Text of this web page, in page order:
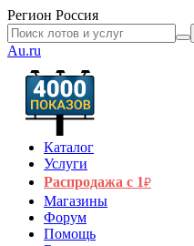
Регион Россия
Au.ru
Каталог
Услуги
Распродажа с 1₽
Магазины
Форум
Помощь